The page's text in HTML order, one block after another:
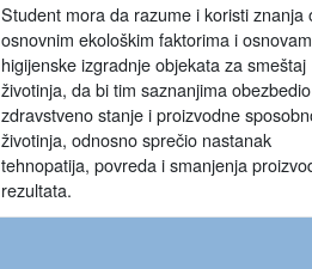
Student mora da razume i koristi znanja
osnovnim ekološkim faktorima i
higijenske izgradnje objekata za smeštaj
životinja, da bi tim saznanjima obezbedio
zdravstveno stanje i proizvodne
životinja, odnosno sprečio nastanak
tehnopatija, povreda i smanjenja
rezultata.